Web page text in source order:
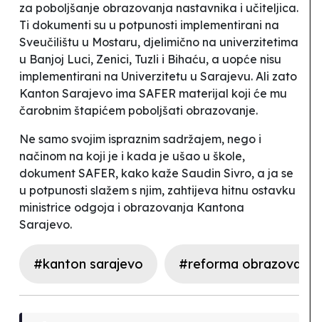
za poboljšanje obrazovanja nastavnika i učiteljica.
Ti dokumenti su u potpunosti implementirani na
Sveučilištu u Mostaru, djelimično na univerzitetima
u Banjoj Luci, Zenici, Tuzli i Bihaću, a uopće nisu
implementirani na Univerzitetu u Sarajevu. Ali zato
Kanton Sarajevo ima SAFER materijal koji će mu
čarobnim štapićem poboljšati obrazovanje.
Ne samo svojim ispraznim sadržajem, nego i
načinom na koji je i kada je ušao u škole,
dokument SAFER, kako kaže Saudin Sivro, a ja se
u potpunosti slažem s njim, zahtijeva hitnu ostavku
ministrice odgoja i obrazovanja Kantona
Sarajevo.
#kanton sarajevo #reforma obrazovanja